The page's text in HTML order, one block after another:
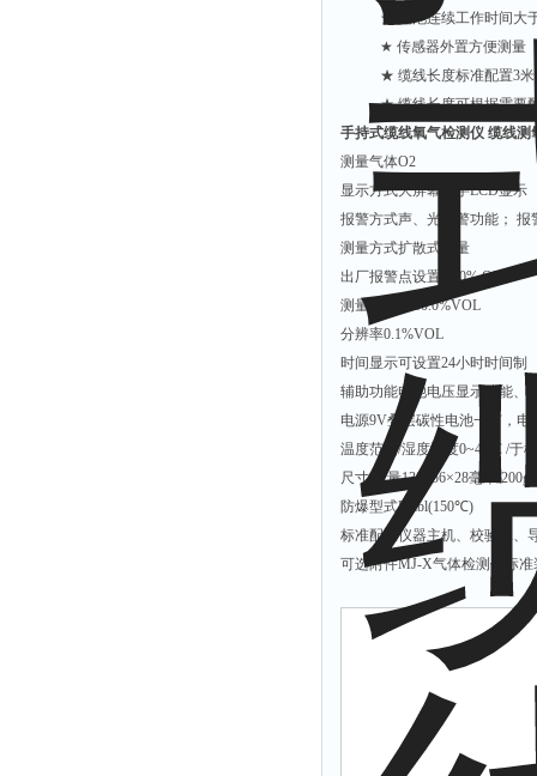
★ 电池连续工作时间大
★ 传感器外置方便测量
★ 缆线长度标准配置3米
★ 缆线长度可根据需要
手持式缆线氧气检测仪 缆线测
测量气体O2
显示方式大屏幕数字LCD显示
报警方式声、光报警功能； 报
测量方式扩散式测量
出厂报警点设置18.0% O2
测量范围0~30.0%VOL
分辨率0.1%VOL
时间显示可设置24小时时间制
辅助功能电池电压显示功能、
电源9V叠层碳性电池一节，
温度范围/湿度温度0~40℃ /于
尺寸/重量130×56×28毫米/200g
防爆型式Exibl(150℃)
标准配置仪器主机、校验罩、
可选附件MJ-X气体检测仪标